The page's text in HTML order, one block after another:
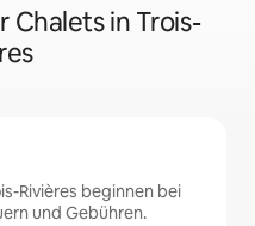
Chalets in Trois-
Rivières beginnen bei
und Gebühren.